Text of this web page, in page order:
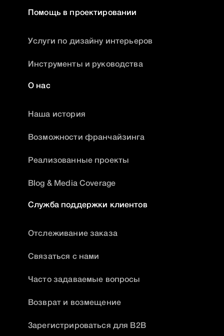
Помощь в проектировании
Услуги по дизайну интерьеров
Инструменты и руководства
О нас
Наша история
Возможности франчайзинга
Реализованные проекты
Blog & Media Coverage
Служба поддержки клиентов
Отслеживание заказа
Связаться с нами
Часто задаваемые вопросы
Возврат и возмещение
Зарегистрироваться для B2B